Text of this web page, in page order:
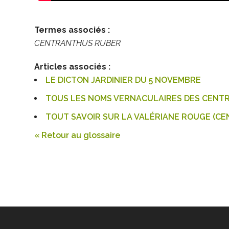
Termes associés :
CENTRANTHUS RUBER
Articles associés :
LE DICTON JARDINIER DU 5 NOVEMBRE
TOUS LES NOMS VERNACULAIRES DES
TOUT SAVOIR SUR LA VALÉRIANE ROUGE
« Retour au glossaire